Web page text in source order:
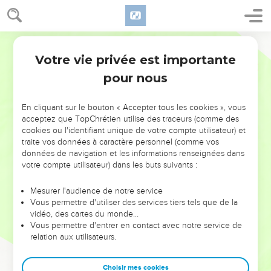
NE MANQUEZ PAS L’ÉVÉNEMENT
DE L’ANNÉE !
ET SI LEURS ERREURS POUVAIENT VOUS ÉVITER LES
VOTRES ?
leur foi ou leur vision. Mais on voit moins les doutes, les erreurs
et les saisons difficiles qu'ils ont traversés, alors même que ce
sont elles qui les ont façonnés.
Dans cette conférence, leaders, entrepreneurs, et responsables
clés pour avancer avec plus de sagesse afin que leurs erreurs
Votre vie privée est importante
pour nous
En cliquant sur le bouton « Accepter tous les cookies », vous
acceptez que TopChrétien utilise des traceurs (comme des
cookies ou l'identifiant unique de votre compte utilisateur) et
traite vos données à caractère personnel (comme vos
données de navigation et les informations renseignées dans
votre compte utilisateur) dans les buts suivants :
Mesurer l'audience de notre service
Vous permettre d'utiliser des services tiers tels que de la
vidéo, des cartes du monde…
Vous permettre d'entrer en contact avec notre service de
relation aux utilisateurs.
Choisir mes cookies